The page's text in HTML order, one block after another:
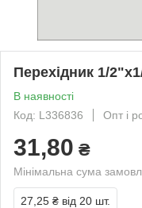
Перехідник 1/
В наявності
Код: L336836
Опт і
31,80 ₴
Мінімальна сума
27,25 ₴ від 20 шт.